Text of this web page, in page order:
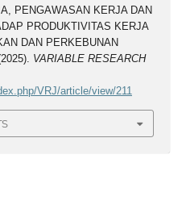
PENGAWASAN KERJA DAN
PRODUKTIVITAS KERJA
DAN PERKEBUNAN
VARIABLE RESEARCH
VRJ/article/view/211